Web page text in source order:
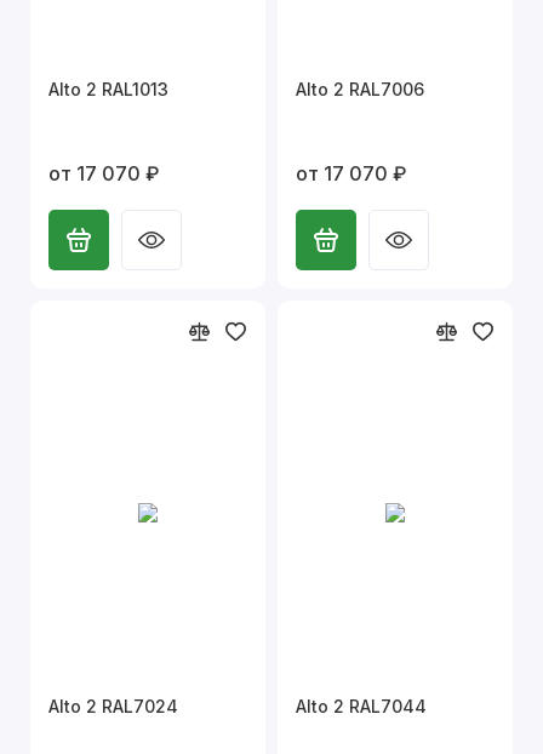
Alto 2 RAL1013
от 17 070 ₽
Alto 2 RAL7006
от 17 070 ₽
Alto 2 RAL7024 Alto 2 RAL7044